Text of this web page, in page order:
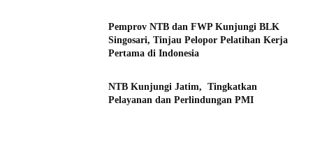
Pemprov NTB dan FWP Kunjungi BLK
Singosari, Tinjau Pelopor Pelatihan Kerja
Pertama di Indonesia
NTB Kunjungi Jatim, Tingkatkan
Pelayanan dan Perlindungan PMI